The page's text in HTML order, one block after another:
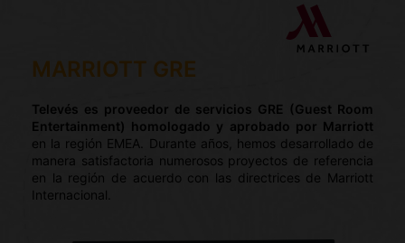
MARRIOTT GRE
Televés es proveedor de servicios GRE (Guest Room
Entertainment) homologado y aprobado por Marriott
en la región EMEA. Durante años, hemos desarrollado de
manera satisfactoria numerosos proyectos de referencia
en la región de acuerdo con las directrices de Marriott
Internacional.